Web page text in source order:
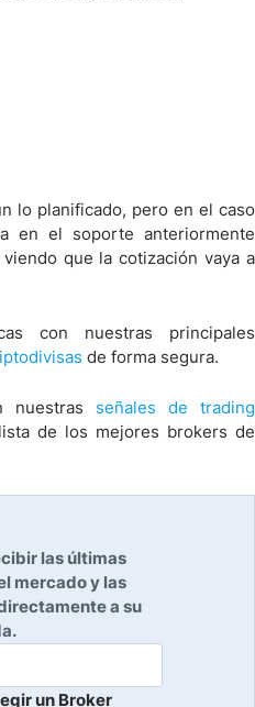
lo planificado, pero en el caso
en el soporte anteriormente
que la cotización vaya a
con nuestras principales
de forma segura.
nuestras señales de trading
de los mejores brokers de
las últimas
mercado y las
a su
un Broker